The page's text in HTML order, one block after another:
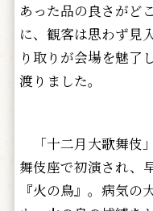
あった品の良さがど
に、観客は思わず見
り取りが会場を魅了
渡りました。
「十二月大歌舞伎
舞伎座で初演され、
『火の鳥』。病気